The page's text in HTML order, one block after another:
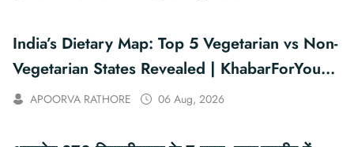
India’s Dietary Map: Top 5 Vegetarian vs Non-
Vegetarian States Revealed | KhabarForYou
(In Hindi And English)
APOORVA RATHORE 06 Aug, 2026